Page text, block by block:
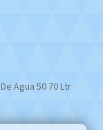
Agua 50 70 Ltr